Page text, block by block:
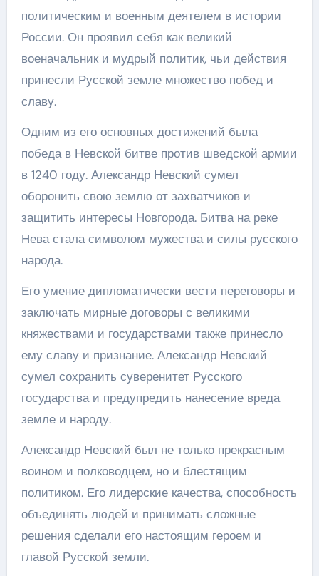
политическим и военным деятелем в истории
России. Он проявил себя как великий
военачальник и мудрый политик, чьи действия
принесли Русской земле множество побед и
славу.
Одним из его основных достижений была
победа в Невской битве против шведской армии
в 1240 году. Александр Невский сумел
оборонить свою землю от захватчиков и
защитить интересы Новгорода. Битва на реке
Нева стала символом мужества и силы русского
народа.
Его умение дипломатически вести переговоры и
заключать мирные договоры с великими
княжествами и государствами также принесло
ему славу и признание. Александр Невский
сумел сохранить суверенитет Русского
государства и предупредить нанесение вреда
земле и народу.
Александр Невский был не только прекрасным
воином и полководцем, но и блестящим
политиком. Его лидерские качества, способность
объединять людей и принимать сложные
решения сделали его настоящим героем и
главой Русской земли.